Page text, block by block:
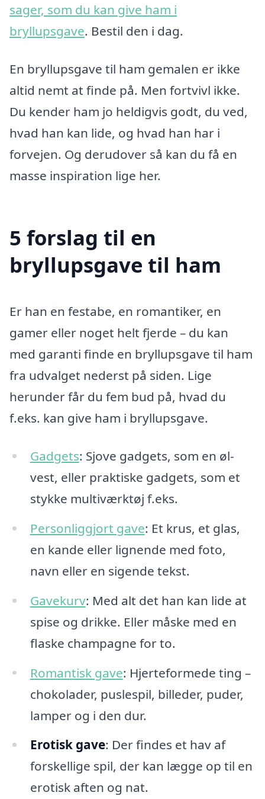
sager, som du kan give ham i
bryllupsgave. Bestil den i dag.
En bryllupsgave til ham gemalen er ikke
altid nemt at finde på. Men fortvivl ikke.
Du kender ham jo heldigvis godt, du ved,
hvad han kan lide, og hvad han har i
forvejen. Og derudover så kan du få en
masse inspiration lige her.
5 forslag til en
bryllupsgave til ham
Er han en festabe, en romantiker, en
gamer eller noget helt fjerde – du kan
med garanti finde en bryllupsgave til ham
fra udvalget nederst på siden. Lige
herunder får du fem bud på, hvad du
f.eks. kan give ham i bryllupsgave.
Gadgets: Sjove gadgets, som en øl-
vest, eller praktiske gadgets, som et
stykke multiværktøj f.eks.
Personliggjort gave: Et krus, et glas,
en kande eller lignende med foto,
navn eller en sigende tekst.
Gavekurv: Med alt det han kan lide at
spise og drikke. Eller måske med en
flaske champagne for to.
Romantisk gave: Hjerteformede ting –
chokolader, puslespil, billeder, puder,
lamper og i den dur.
Erotisk gave: Der findes et hav af
forskellige spil, der kan lægge op til en
erotisk aften og nat.